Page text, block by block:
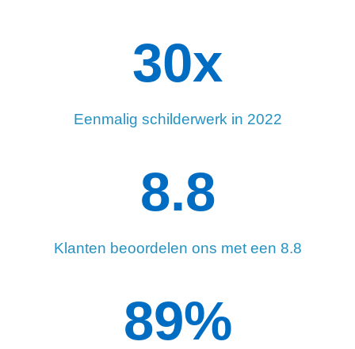
Eenmalig schilderwerk in 2022
34x
Klanten beoordelen ons met een 8.8
8.8
90%